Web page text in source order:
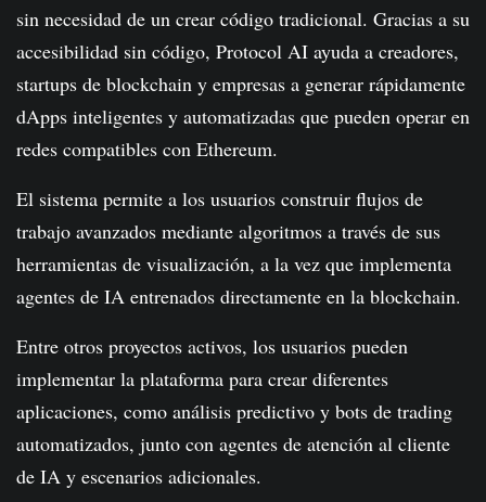
sin necesidad de un crear código tradicional. Gracias a su
accesibilidad sin código, Protocol AI ayuda a creadores,
startups de blockchain y empresas a generar rápidamente
dApps inteligentes y automatizadas que pueden operar en
redes compatibles con Ethereum.
El sistema permite a los usuarios construir flujos de
trabajo avanzados mediante algoritmos a través de sus
herramientas de visualización, a la vez que implementa
agentes de IA entrenados directamente en la blockchain.
Entre otros proyectos activos, los usuarios pueden
implementar la plataforma para crear diferentes
aplicaciones, como análisis predictivo y bots de trading
automatizados, junto con agentes de atención al cliente
de IA y escenarios adicionales.